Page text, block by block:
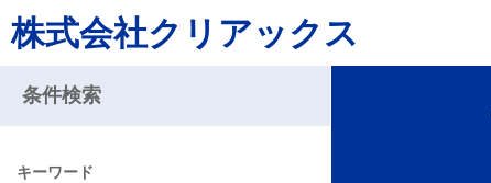
株式会社クリアックス
条件検索
キーワード